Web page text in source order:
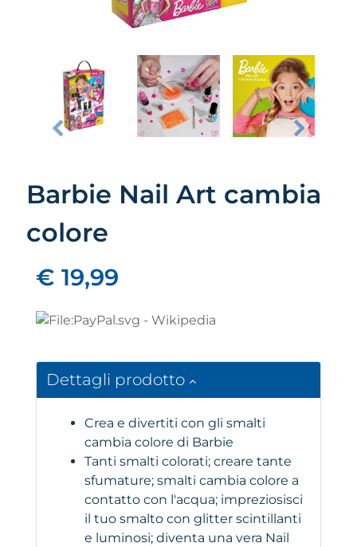
Barbie Nail Art cambia
colore
€ 19,99
Dettagli prodotto
Crea e divertiti con gli smalti
cambia colore di Barbie
Tanti smalti colorati; creare tante
sfumature; smalti cambia colore a
contatto con l'acqua; impreziosisci
il tuo smalto con glitter scintillanti
e luminosi; diventa una vera Nail